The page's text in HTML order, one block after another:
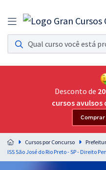
Assinatura Ilimitada 11
Acesso a todos os cursos. Teste grátis
Assinatura OAB Até Passar
Acesso ilimitado a toda preparação
Residências
Preparação completa e intensiva
residências em saúde do Brasil
Desconto de
cursos avulsos
Comprar
Cursos por Concurso